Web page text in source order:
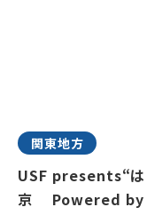
関東地方
USF presents“は
京 Powered by